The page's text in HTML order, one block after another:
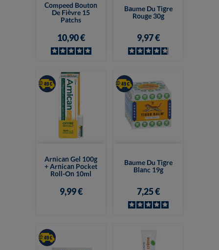
Compeed Bouton
De Fièvre 15
Patchs
10,90 €
Baume Du Tigre
Rouge 30g
9,97 €
Arnican Gel 100g
+ Arnican Pocket
Roll-On 10ml
9,99 €
Baume Du Tigre
Blanc 19g
7,25 €